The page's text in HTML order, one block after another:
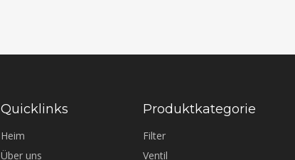
Quicklinks
Heim
Über uns
Produktkategorie
Filter
Ventil